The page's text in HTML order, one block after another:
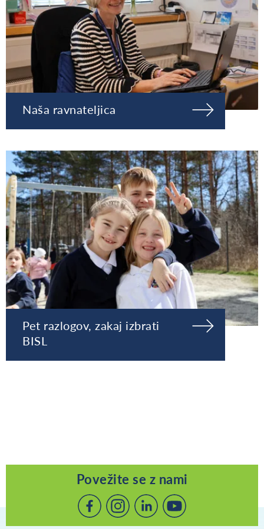
Naša ravnateljica
Pet razlogov, zakaj izbrati
BISL
Povežite se z nami
Povežite
PovežitePovežite